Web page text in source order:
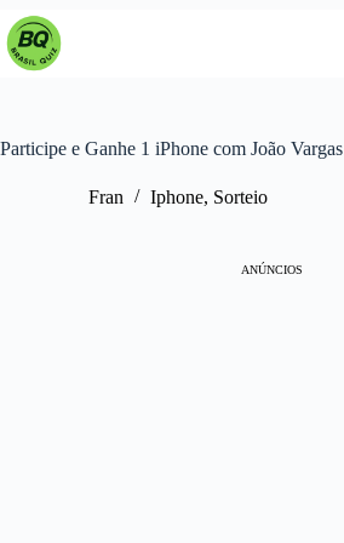
Pular
para
Participe e Ganhe 1 iPhone com João Vargas
Fran Iphone, Sorteio
ANÚNCIOS